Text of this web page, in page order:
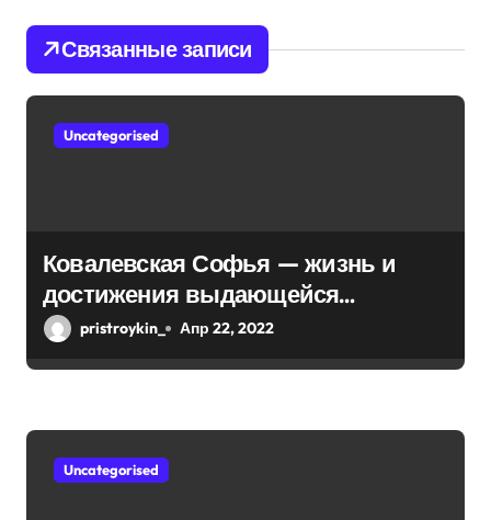
и
я
п
п
и
с
я
Связанные записи
Uncategorised
Ковалевская Софья — жизнь и
достижения выдающейся
математической мыслительницы
pristroykin_ Апр 22, 2022
Uncategorised